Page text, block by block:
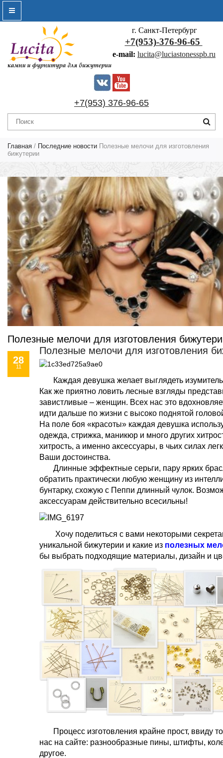
г. Санкт-Петербург
+7(953)-376-96-65
e-mail: lucita@luciastonesspb.ru
+7(953) 376-96-65
Главная / Последние новости Полезные мелочи для изготовления
бижутерии
Полезные мелочи для изготовления
28
11
Полезные мелочи для изготовления
Каждая девушка желает выглядеть
Как же приятно ловить лесные взгляды
завистливые – женщин. Всех нас это
идти дальше по жизни с высоко поднятой
На поле боя «красоты» каждая девушка
одежда, стрижка, маникюр и много других
хитрость, а именно аксессуары, в чьих силах
Ваши достоинства.
Длинные эффектные серьги, пару ярких
обратить практически любую женщину из
бунтарку, схожую с Пеппи длинный чулок.
аксессуарам действительно всесильны!
Хочу поделиться с вами некоторыми
уникальной бижутерии и какие из полезных
бы выбрать подходящие материалы, дизайн и
Процесс изготовления крайне прост, ввиду
нас на сайте: разнообразные пины, штифты,
другое.